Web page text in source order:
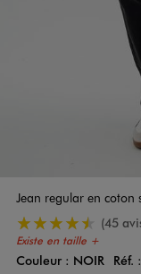
Jean regular en coton
Existe en taille +
4.5/5 de moyenne
(45
Couleur
Couleur : NOIR Réf. :